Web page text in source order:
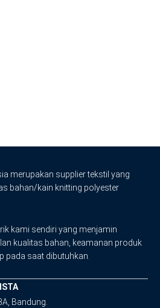
merupakan supplier tekstil yang
bahan/kain knitting polyester
kami sendiri yang menjamin
kualitas bahan, keamanan produk
pada saat dibutuhkan.
Bandung.